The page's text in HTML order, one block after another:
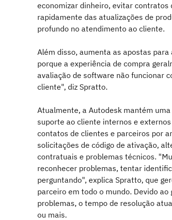
economizar dinheiro, evitar contratos
rapidamente das atualizações de
profundo no atendimento ao cliente.
Além disso, aumenta as apostas
porque a experiência de compra
avaliação de software não funcionar
cliente", diz Spratto.
Atualmente, a Autodesk mantém
suporte ao cliente internos e
contatos de clientes e parceiros por
solicitações de código de ativação,
contratuais e problemas técnicos.
reconhecer problemas, tentar
perguntando", explica Spratto, que
parceiro em todo o mundo. Devido
problemas, o tempo de resolução
ou mais.